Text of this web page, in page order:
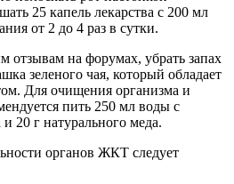
25 капель лекарства с 200 мл
от 2 до 4 раз в сутки.
отзывам на форумах, убрать запах
зеленого чая, который обладает
Для очищения организма и
пить 250 мл воды с
20 г натурального меда.
органов ЖКТ следует